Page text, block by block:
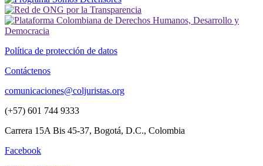
Política de protección de datos
Contáctenos
comunicaciones@coljuristas.org
(+57) 601 744 9333
Carrera 15A Bis 45-37, Bogotá, D.C., Colombia
Facebook